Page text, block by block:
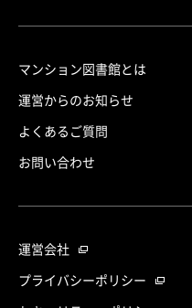
マンション図書館とは
運営からのお知らせ
よくあるご質問
お問い合わせ
運営会社
プライバシーポリシー